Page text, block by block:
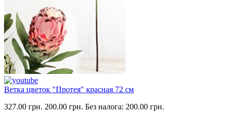
Ветка цветок "Протея" красная 72 см
327.00 грн. 200.00 грн. Без налога: 200.00 грн.